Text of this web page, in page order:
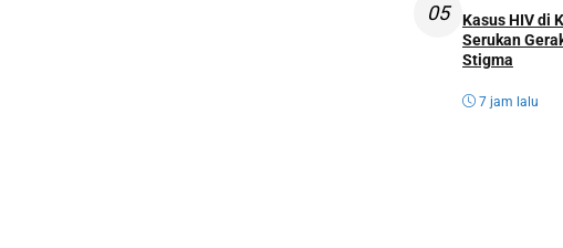
05
Kasus HIV di
Serukan
Stigma
7 jam lalu